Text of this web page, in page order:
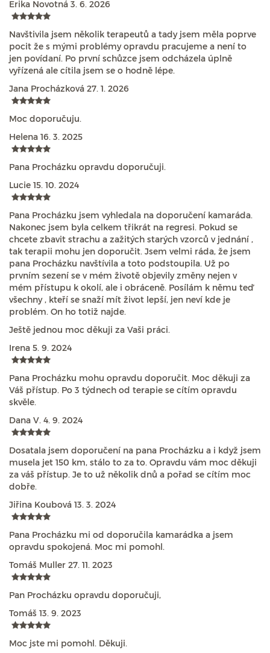
Erika Novotná 3. 6. 2026
Navštivila jsem několik terapeutů a tady jsem měla poprve
pocit že s mými problémy opravdu pracujeme a není to
jen povídaní. Po první schůzce jsem odcházela úplně
vyřízená ale cítila jsem se o hodně lépe.
Jana Procházková 27. 1. 2026
Moc doporučuju.
Helena 16. 3. 2025
Pana Procházku opravdu doporučuji.
Lucie 15. 10. 2024
Pana Procházku jsem vyhledala na doporučení kamaráda.
Nakonec jsem byla celkem třikrát na regresi. Pokud se
chcete zbavit strachu a zažitých starých vzorců v jednání ,
tak terapii mohu jen doporučit. Jsem velmi ráda, že jsem
pana Procházku navštívila a toto podstoupila. Už po
prvním sezení se v mém životě objevily změny nejen v
mém přístupu k okolí, ale i obráceně. Posílám k němu teď
všechny , kteří se snaží mít život lepší, jen neví kde je
problém. On ho totiž najde.
Ještě jednou moc děkuji za Vaši práci.
Irena 5. 9. 2024
Pana Procházku mohu opravdu doporučit. Moc děkuji za
Váš přístup. Po 3 týdnech od terapie se cítím opravdu
skvěle.
Dana V. 4. 9. 2024
Dosatala jsem doporučení na pana Procházku a i když jsem
musela jet 150 km, stálo to za to. Opravdu vám moc děkuji
za váš přístup. Je to už několik dnů a pořad se cítím moc
dobře.
Jiřina Koubová 13. 3. 2024
Pana Procházku mi od doporučila kamarádka a jsem
opravdu spokojená. Moc mi pomohl.
Tomáš Muller 27. 11. 2023
Pan Procházku opravdu doporučuji,
Tomáš 13. 9. 2023
Moc jste mi pomohl. Děkuji.